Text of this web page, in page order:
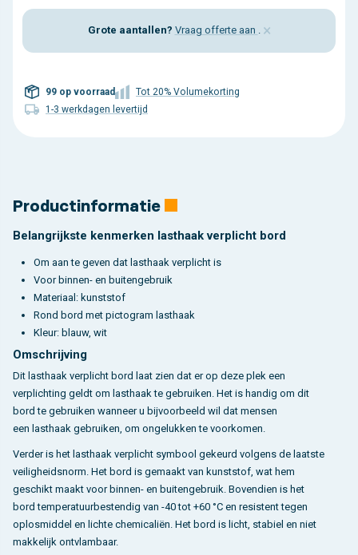
Grote aantallen? Vraag offerte aan . ×
99 op voorraad
Tot 20% Volumekorting
1-3 werkdagen levertijd
Productinformatie
Belangrijkste kenmerken lasthaak verplicht bord
Om aan te geven dat lasthaak verplicht is
Voor binnen- en buitengebruik
Materiaal: kunststof
Rond bord met pictogram lasthaak
Kleur: blauw, wit
Omschrijving
Dit lasthaak verplicht bord laat zien dat er op deze plek een
verplichting geldt om lasthaak te gebruiken. Het is handig om dit
bord te gebruiken wanneer u bijvoorbeeld wil dat mensen
een lasthaak gebruiken, om ongelukken te voorkomen.
Verder is het lasthaak verplicht symbool gekeurd volgens de laatste
veiligheidsnorm. Het bord is gemaakt van kunststof, wat hem
geschikt maakt voor binnen- en buitengebruik. Bovendien is het
bord temperatuurbestendig van -40 tot +60 °C en resistent tegen
oplosmiddel en lichte chemicaliën. Het bord is licht, stabiel en niet
makkelijk ontvlambaar.